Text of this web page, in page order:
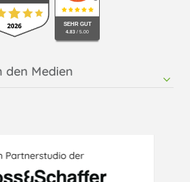
SEHR GUT
4.83/ 5.00
den Medien